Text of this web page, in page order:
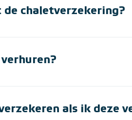
de chaletverzekering?
als ik deze